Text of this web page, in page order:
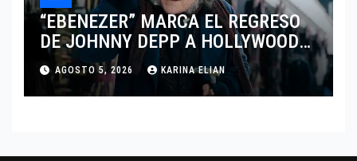
“EBENEZER” MARCA EL REGRESO
DE JOHNNY DEPP A HOLLYWOOD
TRAS SU PASO POR EL CINE
INDEPENDIENTE EUROPEO
AGOSTO 5, 2026 KARINA ELIAN